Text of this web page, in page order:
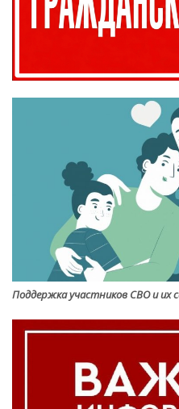
Поддержка участников СВО и их